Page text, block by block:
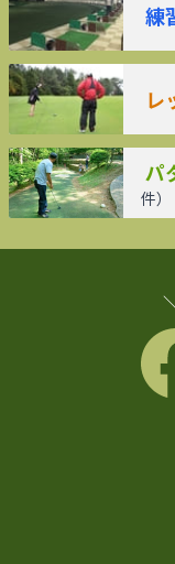
練
レ
パ
件）